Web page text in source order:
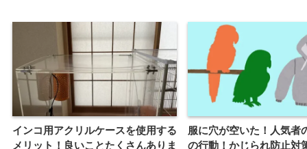
インコ用アクリルケースを使用する
メリット！良いことたくさんありま
服に穴が空いた！人気者
の行動！かじられ防止対